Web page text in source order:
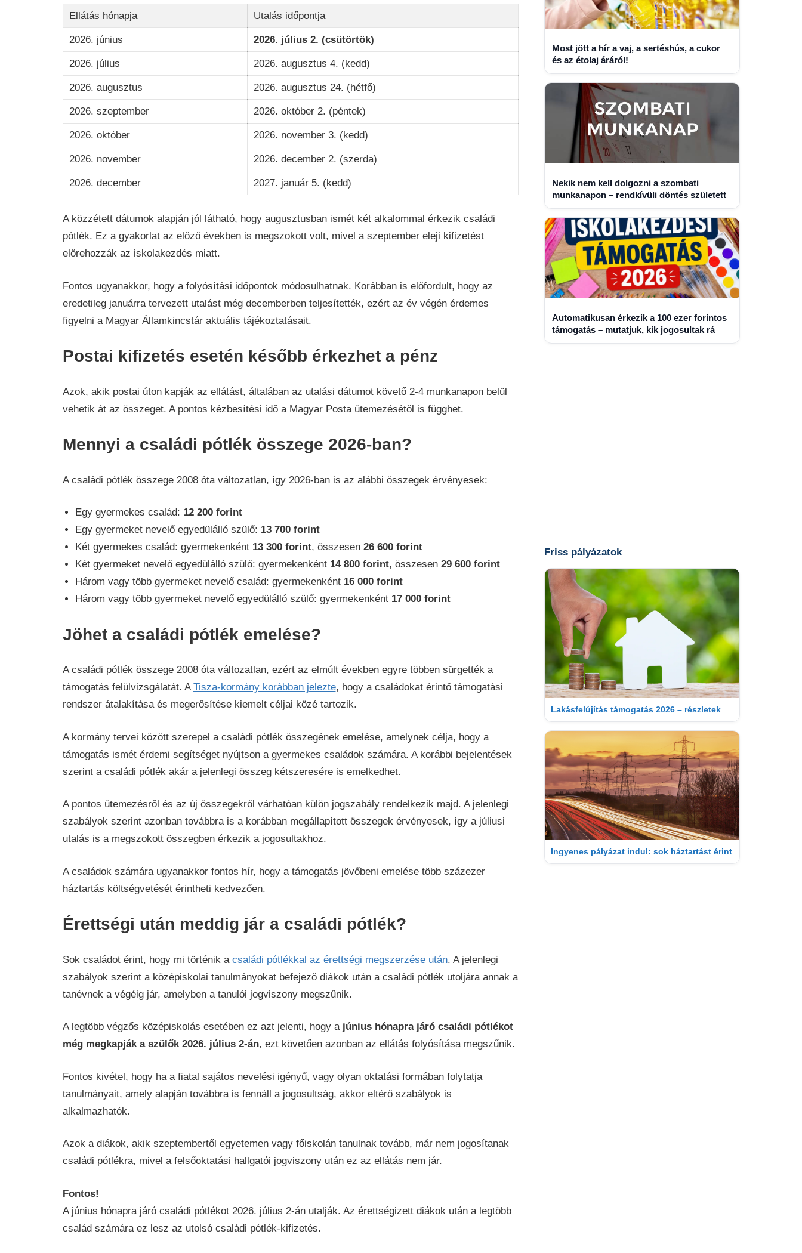
Ellátás hónapja Utalás időpontja
2026. június 2026. július 2. (csütörtök)
2026. július 2026. augusztus 4. (kedd)
2026. augusztus 2026. augusztus 24. (hétfő)
2026. szeptember 2026. október 2. (péntek)
2026. október 2026. november 3. (kedd)
2026. november 2026. december 2. (szerda)
2026. december 2027. január 5. (kedd)
A közzétett dátumok alapján jól látható, hogy augusztusban ismét két alkalommal érkezik családi
pótlék. Ez a gyakorlat az előző években is megszokott volt, mivel a szeptember eleji kifizetést
előrehozzák az iskolakezdés miatt.
Fontos ugyanakkor, hogy a folyósítási időpontok módosulhatnak. Korábban is előfordult, hogy az
eredetileg januárra tervezett utalást még decemberben teljesítették, ezért az év végén érdemes
figyelni a Magyar Államkincstár aktuális tájékoztatásait.
Postai kifizetés esetén később érkezhet a pénz
Azok, akik postai úton kapják az ellátást, általában az utalási dátumot követő 2-4 munkanapon belül
vehetik át az összeget. A pontos kézbesítési idő a Magyar Posta ütemezésétől is függhet.
Mennyi a családi pótlék összege 2026-ban?
A családi pótlék összege 2008 óta változatlan, így 2026-ban is az alábbi összegek érvényesek:
Egy gyermekes család: 12 200 forint
Egy gyermeket nevelő egyedülálló szülő: 13 700 forint
Két gyermekes család: gyermekenként 13 300 forint, összesen 26 600 forint
Két gyermeket nevelő egyedülálló szülő: gyermekenként 14 800 forint, összesen 29 600 forint
Három vagy több gyermeket nevelő család: gyermekenként 16 000 forint
Három vagy több gyermeket nevelő egyedülálló szülő: gyermekenként 17 000 forint
Jöhet a családi pótlék emelése?
A családi pótlék összege 2008 óta változatlan, ezért az elmúlt években egyre többen sürgették a
támogatás felülvizsgálatát. ATisza-kormány korábban jelezte, hogy a családokat érintő támogatási
rendszer átalakítása és megerősítése kiemelt céljai közé tartozik.
A kormány tervei között szerepel a családi pótlék összegének emelése, amelynek célja, hogy a
támogatás ismét érdemi segítséget nyújtson a gyermekes családok számára. A korábbi bejelentések
szerint a családi pótlék akár a jelenlegi összeg kétszeresére is emelkedhet.
A pontos ütemezésről és az új összegekről várhatóan külön jogszabály rendelkezik majd. A jelenlegi
szabályok szerint azonban továbbra is a korábban megállapított összegek érvényesek, így a júliusi
utalás is a megszokott összegben érkezik a jogosultakhoz.
A családok számára ugyanakkor fontos hír, hogy a támogatás jövőbeni emelése több százezer
háztartás költségvetését érintheti kedvezően.
Érettségi után meddig jár a családi pótlék?
Sok családot érint, hogy mi történik a családi pótlékkal az érettségi megszerzése után. A jelenlegi
szabályok szerint a középiskolai tanulmányokat befejező diákok után a családi pótlék utoljára annak a
tanévnek a végéig jár, amelyben a tanulói jogviszony megszűnik.
A legtöbb végzős középiskolás esetében ez azt jelenti, hogy a június hónapra járó családi pótlékot
még megkapják a szülők 2026. július 2-án, ezt követően azonban az ellátás folyósítása megszűnik.
Fontos kivétel, hogy ha a fiatal sajátos nevelési igényű, vagy olyan oktatási formában folytatja
tanulmányait, amely alapján továbbra is fennáll a jogosultság, akkor eltérő szabályok is
alkalmazhatók.
Azok a diákok, akik szeptembertől egyetemen vagy főiskolán tanulnak tovább, már nem jogosítanak
családi pótlékra, mivel a felsőoktatási hallgatói jogviszony után ez az ellátás nem jár.
Fontos!
A június hónapra járó családi pótlékot 2026. július 2-án utalják. Az érettségizett diákok után a legtöbb
család számára ez lesz az utolsó családi pótlék-kifizetés.
Most jött a hír a vaj, a sertéshús, a cukor
és az étolaj áráról!
Nekik nem kell dolgozni a szombati
munkanapon – rendkívüli döntés született
Automatikusan érkezik a 100 ezer forintos
támogatás – mutatjuk, kik jogosultak rá
Friss pályázatok
Lakásfelújítás támogatás 2026 – részletek
Ingyenes pályázat indul: sok háztartást érint